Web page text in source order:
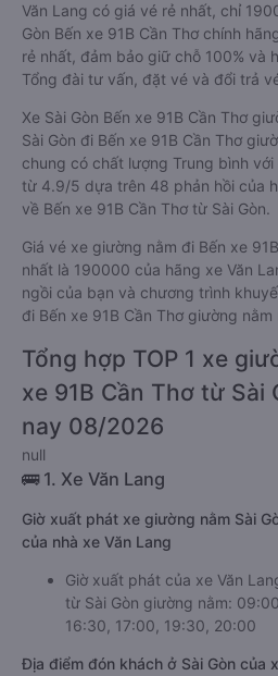
Văn Lang có giá vé rẻ nhất, chỉ
Gòn Bến xe 91B Cần Thơ chính
rẻ nhất, đảm bảo giữ chỗ 100% và
Tổng đài tư vấn, đặt vé và đổi trả
Xe Sài Gòn Bến xe 91B Cần Thơ
Sài Gòn đi Bến xe 91B Cần Thơ
chung có chất lượng Trung bình
từ 4.9/5 dựa trên 48 phản hồi của
về Bến xe 91B Cần Thơ từ Sài Gòn.
Giá vé xe giường nằm đi Bến xe
nhất là 190000 của hãng xe Văn
ngồi của bạn và chương trình
đi Bến xe 91B Cần Thơ giường
Tổng hợp TOP 1 xe
xe 91B Cần Thơ từ Sài
nay 08/2026
null
🚌 1. Xe Văn Lang
Giờ xuất phát xe giường nằm Sài
của nhà xe Văn Lang
Giờ xuất phát của xe Văn
từ Sài Gòn giường nằm:
16:30, 17:00, 19:30, 20:00
Địa điểm đón khách ở Sài Gòn của